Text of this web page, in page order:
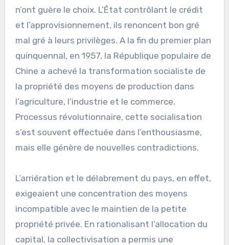
n’ont guère le choix. L’État contrôlant le crédit
et l’approvisionnement, ils renoncent bon gré
mal gré à leurs privilèges. A la fin du premier plan
quinquennal, en 1957, la République populaire de
Chine a achevé la transformation socialiste de
la propriété des moyens de production dans
l’agriculture, l’industrie et le commerce.
Processus révolutionnaire, cette socialisation
s’est souvent effectuée dans l’enthousiasme,
mais elle génère de nouvelles contradictions.
L’arriération et le délabrement du pays, en effet,
exigeaient une concentration des moyens
incompatible avec le maintien de la petite
propriété privée. En rationalisant l’allocation du
capital, la collectivisation a permis une